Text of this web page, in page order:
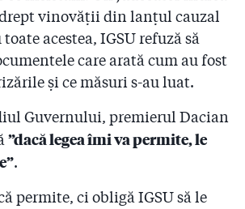
I-a trimis premierului și poze din
Corpului de Control al lui Cioloș: ”N-
SMURD nu au GPS! Poate așa se
neclare”
amenajat un birou în primărie
s-au făcut că verifică ”Colectiv”
pentru examenul de specializare!
vinovății din lanțul cauzal
acestea, IGSU refuză să
care arată cum au fost
și ce măsuri s-au luat.
Guvernului, premierul Dacian
”dacă legea îmi va permite, le
.
permite, ci obligă IGSU să le